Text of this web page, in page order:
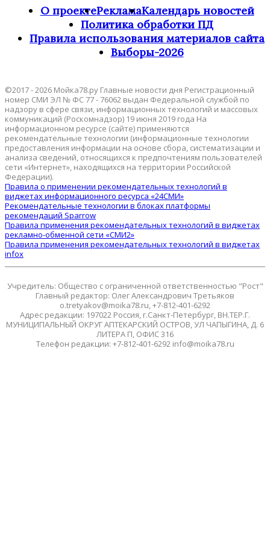
О проектеРекламаКалендарь новостей
Политика обработки ПД
Правила использования материалов сайта
Выборы-2026
©2017 - 2026 Мойка78.ру Главные новости дня Регистрационный
номер СМИ ЭЛ № ФС 77 - 76062 выдан Федеральной службой по
надзору в сфере связи, информационных технологий и массовых
коммуникаций (Роскомнадзор) 19 июня 2019 года На
информационном ресурсе (сайте) применяются
рекомендательные технологии (информационные технологии
предоставления информации на основе сбора, систематизации и
анализа сведений, относящихся к предпочтениям пользователей
сети «Интернет», находящихся на территории Российской
Федерации).
Правила о применении рекомендательных технологий в
виджетах информационного ресурса «24СМИ»
Рекомендательные технологии в блоках платформы
рекомендаций Sparrow
Правила применения рекомендательных технологий в виджетах
рекламно-обменной сети «СМИ2»
Правила применения рекомендательных технологий в виджетах
infox
Учредитель: Общество с ограниченной ответственностью "Рост"
Главный редактор: Олег Александрович Третьяков
o.tretyakov@moika78.ru, +7-812-401-6292
Адрес редакции: 197022 Россия, г.Санкт-Петербург, ВН.ТЕР.Г.
МУНИЦИПАЛЬНЫЙ ОКРУГ АПТЕКАРСКИЙ ОСТРОВ, УЛ ЧАПЫГИНА, Д. 6
ЛИТЕРА П, ОФИС 316
Телефон редакции: +7-812-401-6292 info@moika78.ru